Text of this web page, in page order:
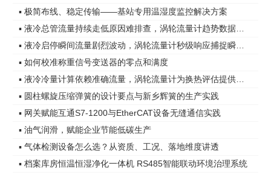
▪ 极简布线、稳定传输——基站专用温湿度监控解决方案
▪ 如何校准称重信号变送器的零点和满度
▪ 圆柱螺旋压缩弹簧的设计要点与新乡辉簧的生产实践
▪ 网关赋能互通S7-1200与EtherCAT设备无缝通信实践
▪ 油气润滑，赋能企业节能低碳生产
▪ 气体检测设备怎么选？从资质、工况、落地维度讲透
▪ 档案库房恒温恒湿净化一体机 RS485智能联动环境治理系统